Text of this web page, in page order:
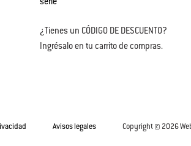
¿Tienes un CÓDIGO DE DESCUENTO?
Ingrésalo en tu carrito de compras.
Avisos legales Copyright © 2026